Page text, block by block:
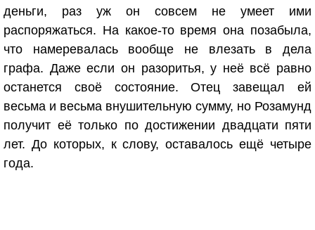
деньги, раз уж он совсем не умеет ими
распоряжаться. На какое-то время она позабыла,
что намеревалась вообще не влезать в дела
графа. Даже если он разоритья, у неё всё равно
останется своё состояние. Отец завещал ей
весьма и весьма внушительную сумму, но Розамунд
получит её только по достижении двадцати пяти
лет. До которых, к слову, оставалось ещё четыре
года.